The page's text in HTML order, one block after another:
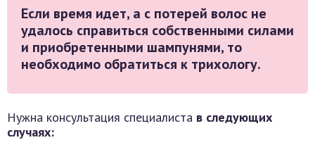
Если время идет, а с потерей волос не
удалось справиться собственными силами
и приобретенными шампунями, то
необходимо обратиться к трихологу.
Нужна консультация специалиста в следующих
случаях: